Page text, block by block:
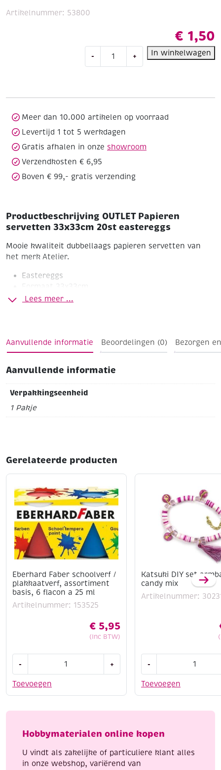
€ 1,50
-
Papieren
aantal
+ In winkelwagen
Artikelnummer: 53800
Meer dan 10.000 artikelen op voorraad
Levertijd 1 tot 5 werkdagen
Gratis afhalen in onze showroom
Verzendkosten € 6,95
Boven € 99,- gratis verzending
Productbeschrijving OUTLET Papieren
servetten 33x33cm 20st eastereggs
Mooie kwaliteit dubbellaags papieren servetten van
het merk Atelier.
Eastereggs
Formaat 33x33cm
Pakje à 20 stuks
Lees meer ...
Aanvullende informatie Beoordelingen (0) Bezorgen
Aanvullende informatie
Verpakkingseenheid
1 Pakje
Gerelateerde producten
Eberhard Faber schoolverf /
plakkaatverf, assortiment
basis, 6 flacon a 25 ml
Artikelnummer: 153525
€ 5,95
(Inc BTW)
Toevoegen
-
schoolverf
assortiment
+
Katsuki DIY set
candy mix
Artikelnummer:
Toevoegen
-
set
mix
Hobbymaterialen online kopen
U vindt als zakelijke of particuliere klant alles
in onze webshop, variërend van